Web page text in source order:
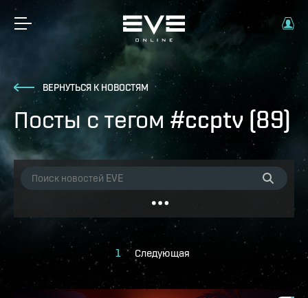
ВЕРНУТЬСЯ К НОВОСТЯМ
Посты с тегом #ccptv (89)
1 Следующая